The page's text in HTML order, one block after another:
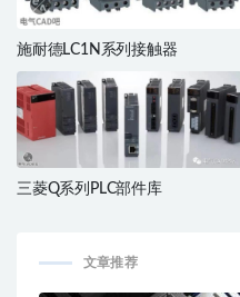
施耐德LC1N系列接触器
三菱Q系列PLC部件库
文章推荐